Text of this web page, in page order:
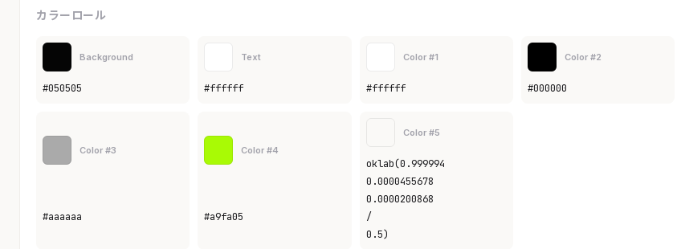
カラーロール
Background
#050505
Text
#ffffff
Color #1
#ffffff
Color #2
#000000
Color #3
#aaaaaa
Color #4
#a9fa05
Color #5
oklab(0.999994
0.0000455678
0.0000200868
/
0.5)